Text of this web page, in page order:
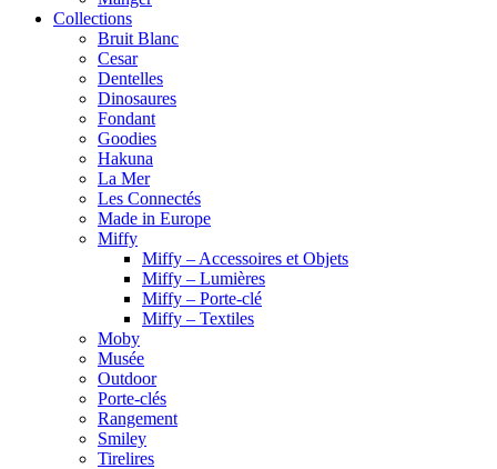
Collections
Bruit Blanc
Cesar
Dentelles
Dinosaures
Fondant
Goodies
Hakuna
La Mer
Les Connectés
Made in Europe
Miffy
Miffy – Accessoires et Objets
Miffy – Lumières
Miffy – Porte-clé
Miffy – Textiles
Moby
Musée
Outdoor
Porte-clés
Rangement
Smiley
Tirelires